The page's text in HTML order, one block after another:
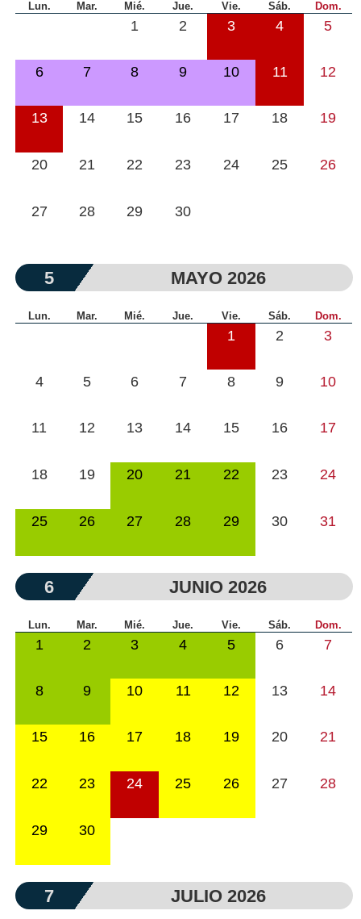
Lun. Mar. Mié. Jue. Vie. Sáb. Dom.
1 2 3 4 5
6 7 8 9 10 11 12
13 14 15 16 17 18 19
20 21 22 23 24 25 26
27 28 29 30
5 MAYO 2026
Lun. Mar. Mié. Jue. Vie. Sáb. Dom.
1 2 3
4 5 6 7 8 9 10
11 12 13 14 15 16 17
18 19 20 21 22 23 24
25 26 27 28 29 30 31
6 JUNIO 2026
Lun. Mar. Mié. Jue. Vie. Sáb. Dom.
1 2 3 4 5 6 7
8 9 10 11 12 13 14
15 16 17 18 19 20 21
22 23 24 25 26 27 28
29 30
7 JULIO 2026